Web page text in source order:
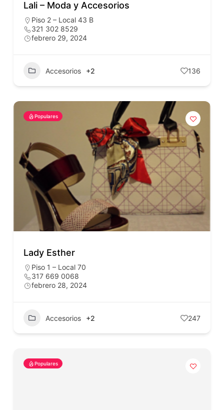
Lali – Moda y Accesorios
Piso 2 – Local 43 B
321 302 8529
febrero 29, 2024
Accesorios +2 136
Populares
Lady Esther
Piso 1 – Local 70
317 669 0068
febrero 28, 2024
Accesorios +2 247
Populares